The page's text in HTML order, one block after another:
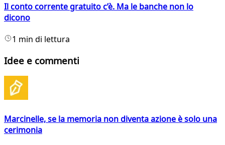
Il conto corrente gratuito c’è. Ma le banche non lo
dicono
1 min di lettura
Idee e commenti
Marcinelle, se la memoria non diventa azione è solo una
cerimonia